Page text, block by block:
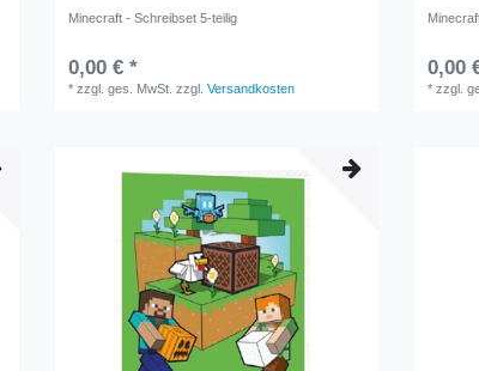
Minecraft - Schreibset 5-teilig
0,00 € *
*zzgl. ges. MwSt. zzgl.Versandkosten
0,00
*zzgl.